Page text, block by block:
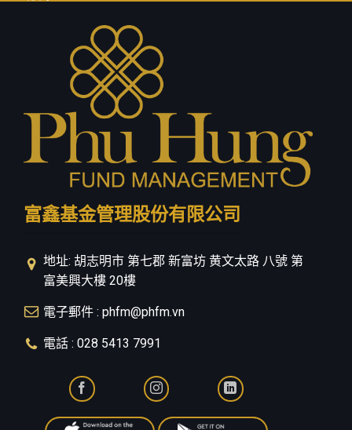
隱私政策
富鑫基金管理股份有限公司
地址: 胡志明市 第七郡 新富坊 黄文太路 八號 第
富美興大樓 20樓
電子郵件 : phfm@phfm.vn
電話 : 028 5413 7991